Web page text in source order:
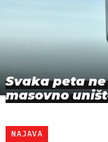
Svaka peta
masovno
NAJAVA